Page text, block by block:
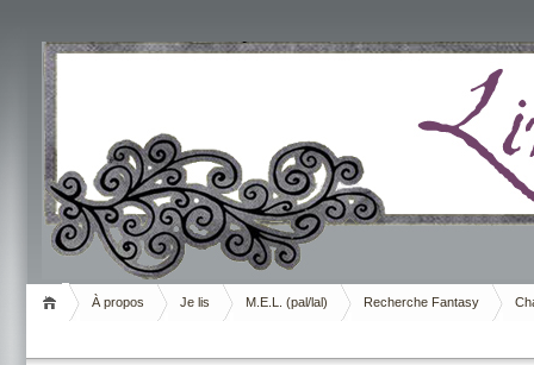
Livrement
À propos Je lis M.E.L. (pal/lal) Recherche Fantasy